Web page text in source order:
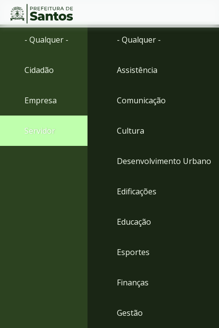
Ir
menu
para
Conteúdo
- Qualquer -
Cidadão
Empresa
Servidor
- Qualquer -
Assistência
Comunicação
Cultura
Desenvolvimento Urbano
Edificações
Educação
Esportes
Finanças
Gestão